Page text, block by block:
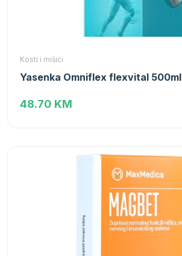
Kosti i mišići
Yasenka Omniflex flexvital 500ml
48.70 KM